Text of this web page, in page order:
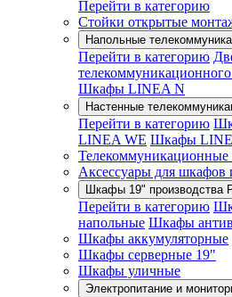
Перейти в категорию
Стойки открытые
Напольные
Перейти в категорию
Шкафы LINEA N
Настенные
Перейти в категорию
LINEA WE Шкафы
Аксессуары для шкафов
Шкафы 19" производства
Перейти в категорию
напольные Шкафы
Шкафы аккумуляторные
Шкафы серверные 19"
Шкафы уличные
Электропитание и